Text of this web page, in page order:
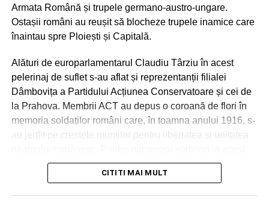
– Ce sumă va fi investită efectiv în dezvoltarea lor?
– De ce marile contracte ajung la companii străine sau în
alte județe, în timp ce industria de apărare dâmbovițeană
„Realitatea trebuie spusă fără ocolișuri, de când USR
conduce Ministerul Economiei, industria de apărare
din Dâmbovița a rămas fără comenzi. La fel de clar
trebuie spus și că din împrumutul SAFE, care va fi
rambursat timp de până la 45 de ani inclusiv din banii
Datoria rămâne la dâmbovițeni, contractele pleacă în
Armata Română și trupele germano-austro-ungare.
Ostașii români au reușit să blocheze trupele inamice care
înaintau spre Ploiești și Capitală.
Alături de europarlamentarul Claudiu Târziu în acest
pelerinaj de suflet s-au aflat și reprezentanții filialei
Dâmbovița a Partidului Acțiunea Conservatoare și cei de
la Prahova. Membrii ACT au depus o coroană de flori în
memoria soldaților români care, în toamna anului 1916, s-
au jertfit pe crestele munților pentru libertatea și unitatea
ceremonial miltar și religios au susținut alocuțiuni liderul
ACT – europarlamentarul Claudiu Târziu și deputatul
Robert Alecu.
CITITI MAI MULT